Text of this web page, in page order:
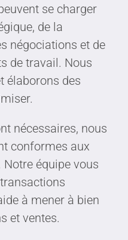
se charger
de la
négociations et de
de travail. Nous
élaborons des
nécessaires, nous
conformes aux
Notre équipe vous
à mener à bien
et ventes.